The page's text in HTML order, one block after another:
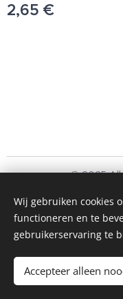
2,65 €
© 2025
Wij gebruiken cookies
functioneren en te
gebruikerservaring te
Accepteer alleen